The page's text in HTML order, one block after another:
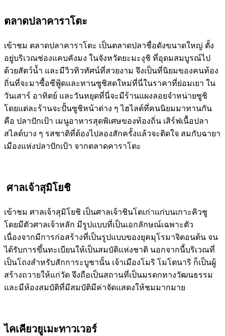
ตลาดปลาคาราโตะ
เข้าชม ตลาดปลาคาราโตะ เป็นตลาดปลาชื่อดังขนาดใหญ่ ตั้ง
อยู่บริเวณช่องแคบคังมง ในจังหวัดยะมะงุชิ ที่อุดมสมบูรณ์ไป
ด้วยสัตว์น้ำ และมีวิวทิวทัศน์ที่สวยงาม จึงเป็นที่นิยมของคนท้อง
ถิ่นที่จะมาซื้อซีฟู้ดและทานซูชิสดใหม่ที่นี่ในราคาที่ย่อมเยา ใน
วันเสาร์ อาทิตย์ และวันหยุดที่นี่จะมีร้านแผงลอยจำหน่ายซูชิ
โดยแต่ละร้านจะปั้นซูชิหน้าต่าง ๆ ไฮไลต์ที่คนนิยมมาทานกัน
คือ ปลาปักเป้า เมนูอาหารสุดพิเศษของท้องถิ่น เสิร์ฟเนื้อปลา
สไลด์บาง ๆ รสชาติที่ต้องไปลองสักครั้งแล้วจะติดใจ สมกับฉายา
เมืองแห่งปลาปักเป้า จากตลาดคาราโตะ
ศาลเจ้าสุมิโยชิ
เข้าชม ศาลเจ้าสุมิโยชิ เป็นศาลเจ้าชินโตเก่าแก่บนเกาะคิวชู
โดยมีตัวศาลเจ้าหลัก มีรูปแบบที่เป็นเอกลักษณ์เฉพาะตัว
เนื่องจากมีการก่อสร้างที่เป็นรูปแบบของยุคมุโรมาจิตอนต้น จน
ได้รับการขึ้นทะเบียนให้เป็นสมบัติแห่งชาติ นอกจากนี้บริเวณที่
เป็นโถงสำหรับสักการะบูชานั้น เจ้าเมืองโมริ โมโตนาริ ก็เป็นผู้
สร้างถวายให้แก่วัด จึงถือเป็นสถานที่เป็นมรดกทางวัฒนธรรม
และมีห้องสมบัติที่มีสมบัติมีค่าจัดแสดงให้ชมมากมาย
ไคเคียวยูเมะทาวเวอร์